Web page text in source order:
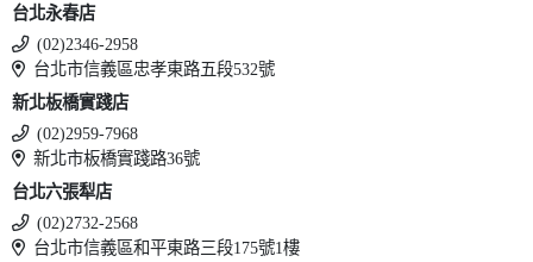
台北永春店
(02)2346-2958
台北市信義區忠孝東路五段532號
新北板橋實踐店
(02)2959-7968
新北市板橋實踐路36號
台北六張犁店
(02)2732-2568
台北市信義區和平東路三段175號1樓